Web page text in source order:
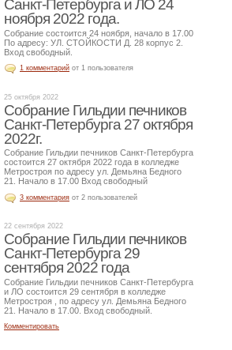
Санкт-Петербурга и ЛО 24
ноября 2022 года.
Собрание состоится 24 ноября, начало в 17.00
По адресу: УЛ. СТОЙКОСТИ Д. 28 корпус 2.
Вход свободный.
1 комментарий от 1 пользователя
25 октября 2022
Собрание Гильдии печников
Санкт-Петербурга 27 октября
2022г.
Собрание Гильдии печников Санкт-Петербурга
состоится 27 октября 2022 года в колледже
Метростроя по адресу ул. Демьяна Бедного
21. Начало в 17.00 Вход свободный
3 комментария от 2 пользователей
22 сентября 2022
Собрание Гильдии печников
Санкт-Петербурга 29
сентября 2022 года
Собрание Гильдии печников Санкт-Петербурга
и ЛО состоится 29 сентября в колледже
Метростроя , по адресу ул. Демьяна Бедного
21. Начало в 17.00. Вход свободный.
Комментировать